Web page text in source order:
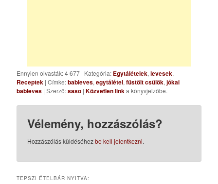
Ennyien olvasták: 4 677 | Kategória: Egytálételek,levesek,
Receptek | Címke:bableves,egytálétel,füstölt csülök,jókai
bableves | Szerző:saso |Közvetlen linka könyvjelzőbe.
Vélemény, hozzászólás?
Hozzászólás küldéséhezbe kell jelentkezni.
TEPSZI ÉTELBÁR NYITVA: